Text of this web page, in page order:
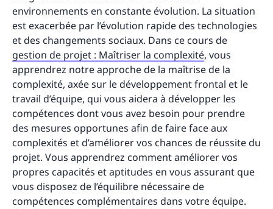
environnements en constante évolution. La situation
est exacerbée par l’évolution rapide des technologies
et des changements sociaux. Dans ce cours de
gestion de projet : Maîtriser la complexité, vous
apprendrez notre approche de la maîtrise de la
complexité, axée sur le développement frontal et le
travail d’équipe, qui vous aidera à développer les
compétences dont vous avez besoin pour prendre
des mesures opportunes afin de faire face aux
complexités et d’améliorer vos chances de réussite du
projet. Vous apprendrez comment améliorer vos
propres capacités et aptitudes en vous assurant que
vous disposez de l’équilibre nécessaire de
compétences complémentaires dans votre équipe.